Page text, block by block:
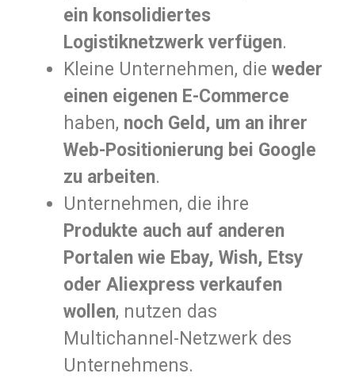
ein konsolidiertes
Logistiknetzwerk verfügen.
Kleine Unternehmen, die weder
einen eigenen E-Commerce
haben, noch Geld, um an ihrer
Web-Positionierung bei Google
zu arbeiten.
Unternehmen, die ihre
Produkte auch auf anderen
Portalen wie Ebay, Wish, Etsy
oder Aliexpress verkaufen
wollen, nutzen das
Multichannel-Netzwerk des
Unternehmens.